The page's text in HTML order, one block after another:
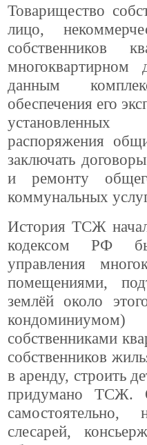
Товарищество
лицо,
многоквартирном
данным
обеспечения его
установленных
распоряжения
заключать
и ремонту
коммунальных
История ТСЖ
кодексом РФ
управления
помещениями,
землёй около
собственниками
собственников
в аренду, строить
придумано ТСЖ.
самостоятельно,
слесарей,